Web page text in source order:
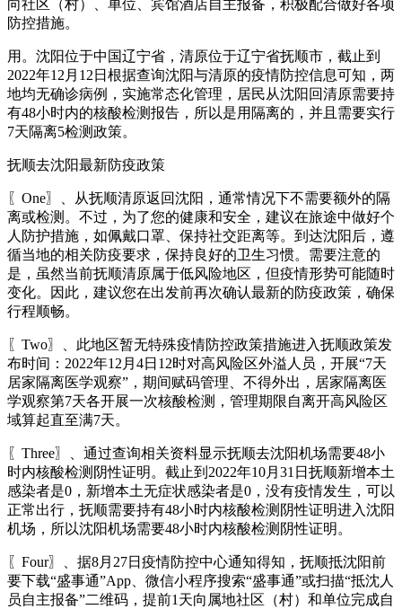
向社区（村）、单位、宾馆酒店自主报备，积极配合做好各项
防控措施。
用。沈阳位于中国辽宁省，清原位于辽宁省抚顺市，截止到
2022年12月12日根据查询沈阳与清原的疫情防控信息可知，两
地均无确诊病例，实施常态化管理，居民从沈阳回清原需要持
有48小时内的核酸检测报告，所以是用隔离的，并且需要实行
7天隔离5检测政策。
抚顺去沈阳最新防疫政策
〖One〗、从抚顺清原返回沈阳，通常情况下不需要额外的隔
离或检测。不过，为了您的健康和安全，建议在旅途中做好个
人防护措施，如佩戴口罩、保持社交距离等。到达沈阳后，遵
循当地的相关防疫要求，保持良好的卫生习惯。需要注意的
是，虽然当前抚顺清原属于低风险地区，但疫情形势可能随时
变化。因此，建议您在出发前再次确认最新的防疫政策，确保
行程顺畅。
〖Two〗、此地区暂无特殊疫情防控政策措施进入抚顺政策发
布时间：2022年12月4日12时对高风险区外溢人员，开展“7天
居家隔离医学观察”，期间赋码管理、不得外出，居家隔离医
学观察第7天各开展一次核酸检测，管理期限自离开高风险区
域算起直至满7天。
〖Three〗、通过查询相关资料显示抚顺去沈阳机场需要48小
时内核酸检测阴性证明。截止到2022年10月31日抚顺新增本土
感染者是0，新增本土无症状感染者是0，没有疫情发生，可以
正常出行，抚顺需要持有48小时内核酸检测阴性证明进入沈阳
机场，所以沈阳机场需要48小时内核酸检测阴性证明。
〖Four〗、据8月27日疫情防控中心通知得知，抚顺抵沈阳前
要下载“盛事通”App、微信小程序搜索“盛事通”或扫描“抵沈人
员自主报备”二维码，提前1天向属地社区（村）和单位完成自